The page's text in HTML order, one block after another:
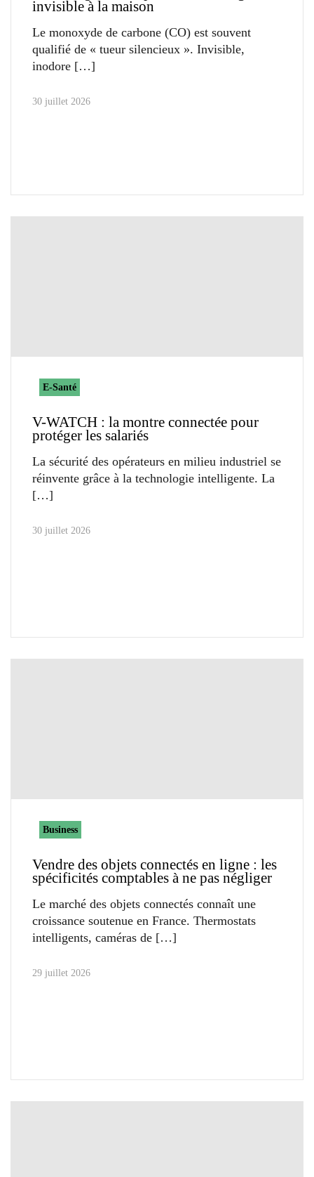
invisible à la maison
Le monoxyde de carbone (CO) est souvent
qualifié de « tueur silencieux ». Invisible,
inodore
30 juillet 2026
E-Santé
V-WATCH : la montre connectée pour
protéger les salariés
La sécurité des opérateurs en milieu industriel se
réinvente grâce à la technologie intelligente. La
30 juillet 2026
Business
Vendre des objets connectés en ligne : les
spécificités comptables à ne pas négliger
Le marché des objets connectés connaît une
croissance soutenue en France. Thermostats
intelligents, caméras de
29 juillet 2026